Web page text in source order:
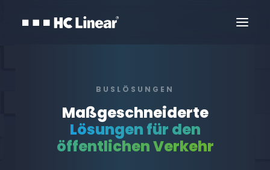
BUSLÖSUNGEN
Maßgeschneiderte
Lösungen für den
öffentlichen Verkehr